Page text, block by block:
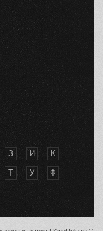
З И К
Т У Ф